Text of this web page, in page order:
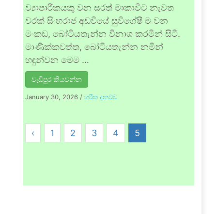
ව්‍යාපාරිකයකු වන සරත් මාකාවිට නැවත
වරක් සිංහරාජ අඩවියේ සුවිශේෂී ම වන
මංකඩ, බෝටියතැන්න විනාශ කරමින් සිටී.
මාණික්කවත්ත, බෝටියතැන්න නමින්
හඳුන්වන මෙම …
වැඩිපුර කියවන්න
January 30, 2026 / හරිත දනව්ව
‹ 1 2 3 4 5